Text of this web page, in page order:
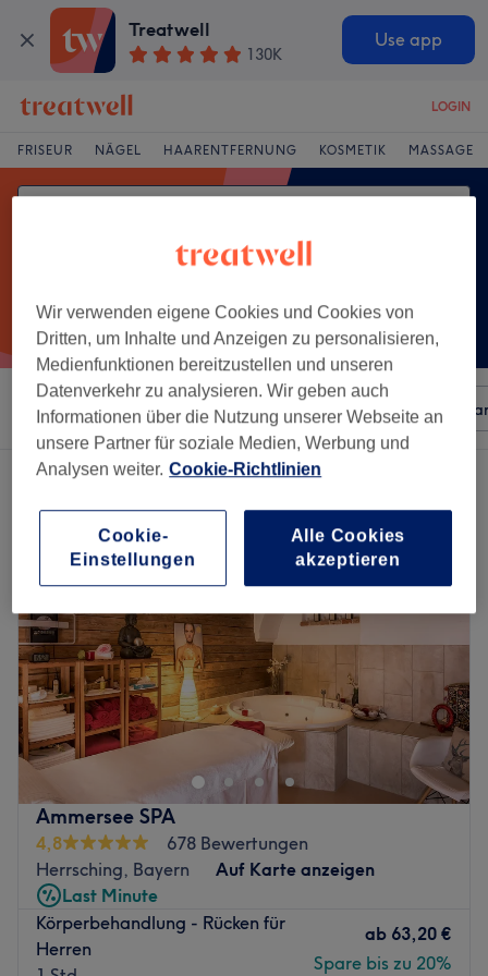
Treatwell
130K
Use app
LOGIN
FRISEUR NÄGEL HAARENTFERNUNG KOSMETIK MASSAGE
Sortieren nach Beliebiger Preis Besonderheiten
Ein Salon, der anbietet: rückenbehandlungen in Herrsching, Bayern
Ammersee SPA
4,8
678 Bewertungen
Herrsching, Bayern
Auf Karte anzeigen
Last Minute
Körperbehandlung - Rücken für
Herren
ab 63,20 €
Spare bis zu 20%
Wir verwenden eigene Cookies und Cookies von
Dritten, um Inhalte und Anzeigen zu personalisieren,
Medienfunktionen bereitzustellen und unseren
Datenverkehr zu analysieren. Wir geben auch
Informationen über die Nutzung unserer Webseite an
unsere Partner für soziale Medien, Werbung und
Analysen weiter. Cookie-Richtlinien
Cookie-
Einstellungen
Alle Cookies
akzeptieren